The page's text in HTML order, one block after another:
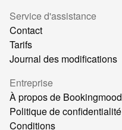
Service d'assistance
Contact
Tarifs
Journal des modifications
Entreprise
À propos de Bookingmood
Politique de confidentialité
Conditions